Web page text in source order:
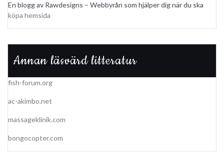
En blogg av Rawdesigns – Webbyrån som hjälper dig när du ska
köpa hemsida
Annan läsvärd litteratur
fish-forum.org
ac-akimbo.net
massageklinik.com
bongocopter.com